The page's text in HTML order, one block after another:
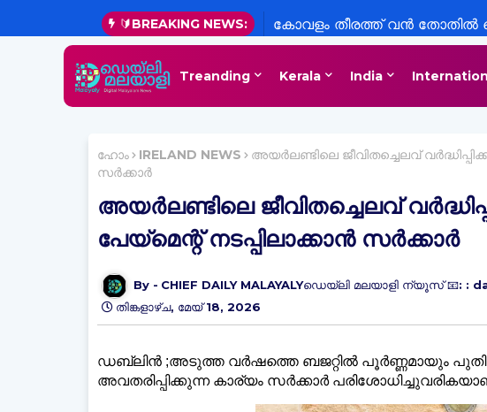
🔰BREAKING NEWS:
കോവളം തീരത്ത് വൻ തോതിൽ
അടിയുന്നു
Treanding Kerala India
ഹോം IRELAND NEWS
അയർലണ്ടിലെ ജീവിതച്ചെലവ്
സർക്കാർ
അയർലണ്ടിലെ ജീവിതച്ചെലവ്
പേയ്‌മെന്റ് നടപ്പിലാക്കാൻ സർക്കാർ
CHIEF DAILY MALAYALYഡെയ്‌ലി മലയാളി ന്യൂസ് 📧: :
തിങ്കളാഴ്‌ച, മേയ് 18, 2026
ഡബ്ലിൻ ;അടുത്ത വർഷത്തെ ബജറ്റിൽ പൂർണ്ണമായും
അവതരിപ്പിക്കുന്ന കാര്യം സർക്കാർ